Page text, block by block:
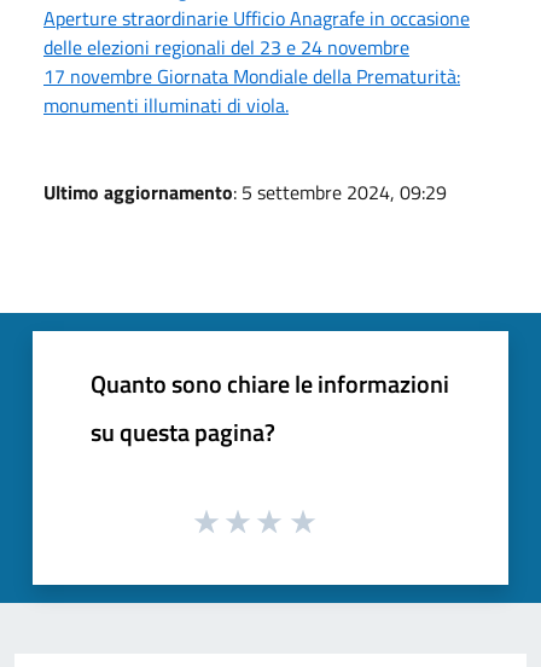
Aperture straordinarie Ufficio Anagrafe in occasione
delle elezioni regionali del 23 e 24 novembre
17 novembre Giornata Mondiale della Prematurità:
monumenti illuminati di viola.
Ultimo aggiornamento: 5 settembre 2024, 09:29
Quanto sono chiare le informazioni
su questa pagina?